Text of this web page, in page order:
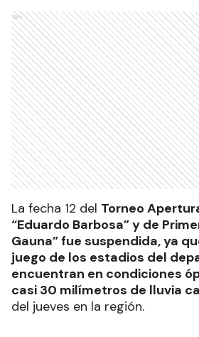
Ads
La fecha 12 del Torneo
“Eduardo Barbosa” y de
Gauna” fue suspendida, ya
juego de los estadios del
encuentran en condiciones
casi 30 milímetros de lluvia
del jueves en la región.